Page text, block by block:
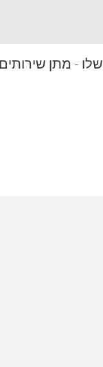
שלו - מתן